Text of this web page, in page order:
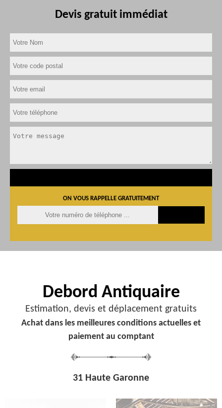
Devis gratuit immédiat
ON VOUS RAPPELLE GRATUITEMENT
Debord Antiquaire
Estimation, devis et déplacement gratuits
Achat dans les meilleures conditions actuelles et
paiement au comptant
31 Haute Garonne